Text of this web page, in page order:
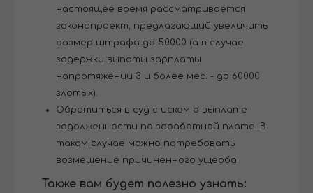
настоящее время рассматривается
законопроект, предлагающий увеличить
размер штрафа до 50000 (а в случае
задержки выпаты зарплаты
напротяжении 3 и более мес. - до 60000
злотых).
Обратиться в суд с иском о выплате
задолженности по заработной плате. В
таком случае можно потребовать
возмещение причиненного ущерба.
Также вам будет полезно узнать: